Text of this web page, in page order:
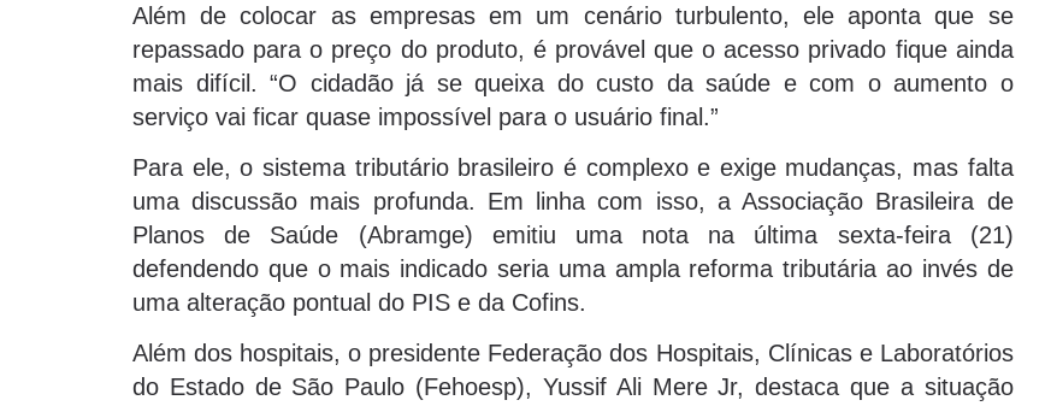
Além de colocar as empresas em um cenário turbulento, ele aponta que se
repassado para o preço do produto, é provável que o acesso privado fique ainda
mais difícil. “O cidadão já se queixa do custo da saúde e com o aumento o
serviço vai ficar quase impossível para o usuário final.”
Para ele, o sistema tributário brasileiro é complexo e exige mudanças, mas falta
uma discussão mais profunda. Em linha com isso, a Associação Brasileira de
Planos de Saúde (Abramge) emitiu uma nota na última sexta-feira (21)
defendendo que o mais indicado seria uma ampla reforma tributária ao invés de
uma alteração pontual do PIS e da Cofins.
Além dos hospitais, o presidente Federação dos Hospitais, Clínicas e Laboratórios
do Estado de São Paulo (Fehoesp), Yussif Ali Mere Jr, destaca que a situação